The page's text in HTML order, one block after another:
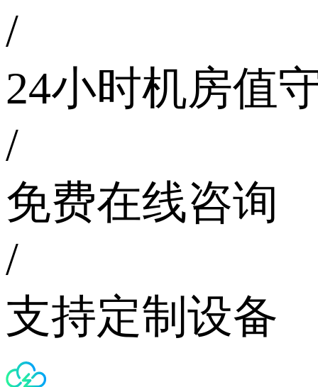
/
24小时机房值
/
免费在线咨询
/
支持定制设备